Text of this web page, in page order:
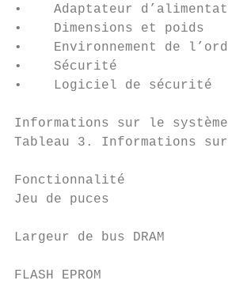
•    Adaptateur
•    Dimensions et poids
•    Environnement de
•    Sécurité
•    Logiciel de sécurité
Informations sur le système
Tableau 3. Informations
Fonctionnalité
Jeu de puces
Largeur de bus
FLASH EPROM